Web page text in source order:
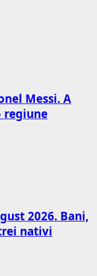
Messi. A
regiune
2026. Bani,
nativi